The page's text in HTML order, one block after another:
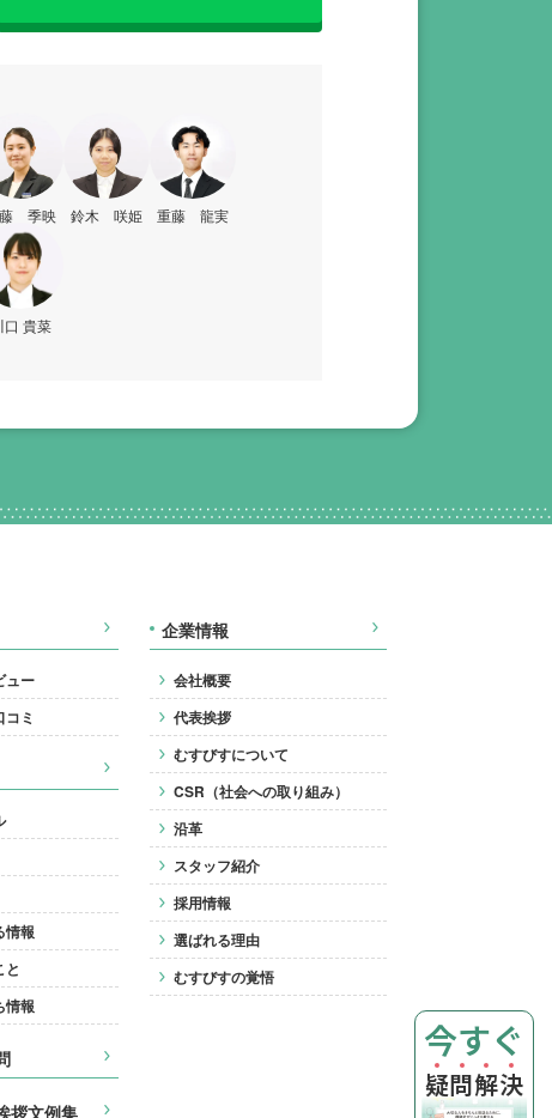
季映 鈴木 咲姫 重藤 龍実
口 貴菜
ュー
ミ
情報
と
情報
拶文例集
企業情報
会社概要
代表挨拶
むすびすについて
CSR（社会への取り組み）
沿革
スタッフ紹介
採用情報
選ばれる理由
むすびすの覚悟
今すぐ
疑問解決